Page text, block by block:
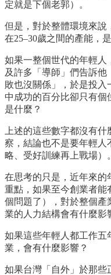
定就是下個老郭）。
但是，對於整體環境來說
在25–30歲之間的產能，
如果一整個世代的年輕人
及許多「導師」們告訴
敗也沒關係」，於是投入
中成功的百分比卻只有個
是什麼？
上述的這些數字都沒有
察，結論也不是要年輕人
略、受好訓練再上戰場）。
在思考的只是，近年來的
重點，如果至今創業者能
個問題了），對於整個產
業的人力結構會有什麼影
如果這些年輕人都工作五
業，會有什麼影響？
如果台灣「自外」於那些